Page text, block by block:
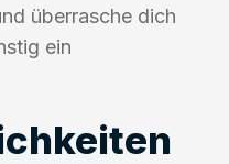
überrasche dich
ein